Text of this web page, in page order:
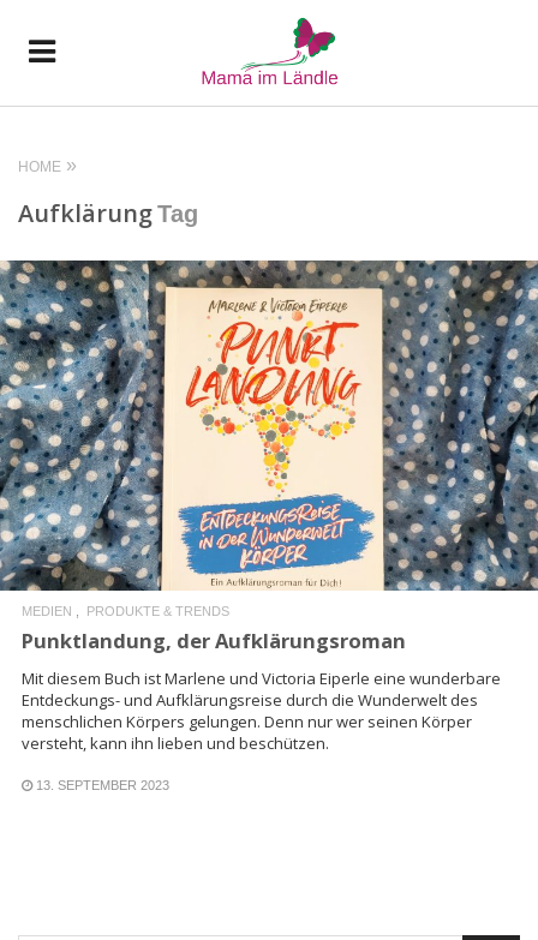
HOME
AufklärungTag
READ MORE
MEDIEN PRODUKTE & TRENDS
Punktlandung, der Aufklärungsroman
Mit diesem Buch ist Marlene und Victoria Eiperle eine wunderbare
Entdeckungs- und Aufklärungsreise durch die Wunderwelt des
menschlichen Körpers gelungen. Denn nur wer seinen Körper
versteht, kann ihn lieben und beschützen.
13. SEPTEMBER 2023